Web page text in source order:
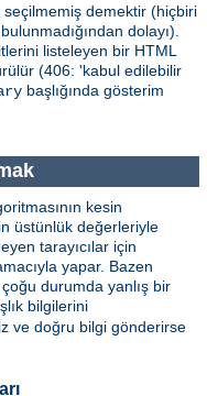
demektir (hiçbiri
dolayı).
listeleyen bir HTML
(406: 'kabul edilebilir
başlığında gösterim
kesin
üstünlük değerleriyle
tarayıcılar için
yapar. Bazen
çoğu durumda yanlış bir
bilgilerini
ve doğru bilgi gönderirse